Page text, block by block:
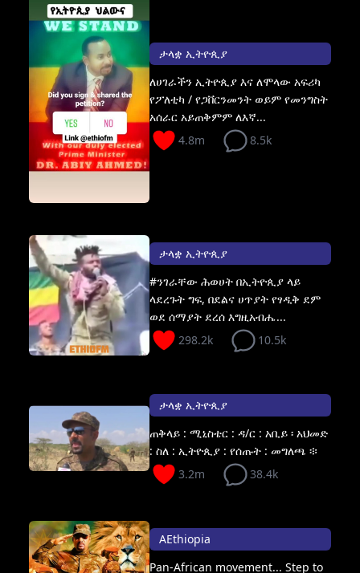
ታላቋ ኢትዮጲያ
ለሀገራችን ኢትዮጲያ እና ለሞላው አፍሪካ
የፖለቲካ / የጋቨርንመንት ወይም የመንግስት
አሰራር አይጠቅምም ለእኛ...
4.8m
8.5k
ታላቋ ኢትዮጲያ
#ንገራቸው ሕወሀት በኢትዮጲያ ላይ
ላደረጉት ግፍ, በደልና ሀጥያት የፃዲቅ ደም
ወደ ሰማያት ደረሰ እግዚአብሔ...
298.2k
10.5k
ታላቋ ኢትዮጲያ
ጠቅላይ : ሚኒስቴር : ዳ/ር : አቢይ ፡ አህመድ
: ስለ : ኢትዮጲያ : የሰጡት : መግለጫ ፨
3.2m
38.4k
AEthiopia
Pan-African movement... Step to